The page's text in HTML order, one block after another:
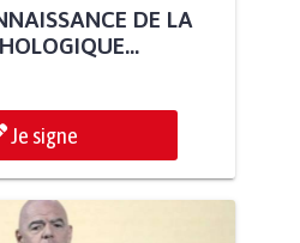
DE LA
Je signe